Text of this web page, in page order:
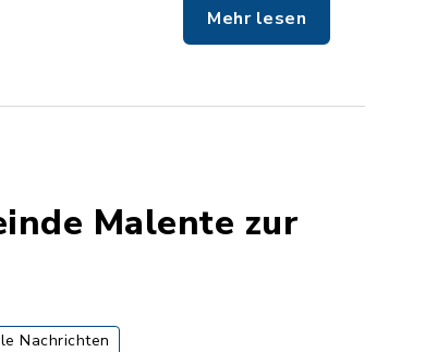
Mehr lesen
Malente zur
Nachrichten